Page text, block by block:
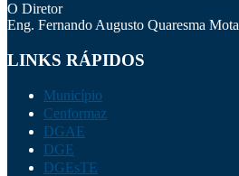
O Diretor
Eng. Fernando Augusto Quaresma Mota
LINKS RÁPIDOS
Município
Cenformaz
DGAE
DGE
DGEsTE